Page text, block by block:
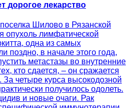
дорогое лекарство
Шилово в Рязанской
опухоль лимфатической
одна из самых
поздно, в начале этого года,
метастазы во внутренние
кто сдается, – он сражается
За четыре курса высокодозной
получилось одолеть.
и новые очаги. Рак